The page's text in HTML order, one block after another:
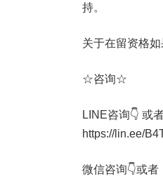
持。
关于在留资格
☆咨询☆
LINE咨询👇 或
https://lin.ee/
微信咨询👇或